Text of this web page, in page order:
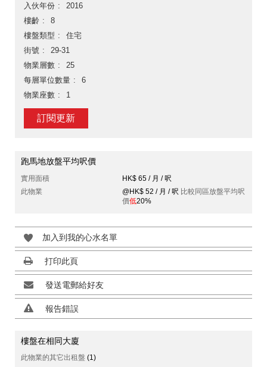
入伙年份
2016
樓齡
8
樓盤類型
住宅
街號
29-31
物業層數
25
每層單位數量
6
物業座數
1
訂閱更新
跑馬地放盤平均呎價
實用面積
HK$ 65 / 月 / 呎
此物業
@HK$ 52 / 月 / 呎 比較同區放盤平均呎
價低20%
加入到我的心水名單
打印此頁
發送電郵給好友
報告錯誤
樓盤在相同大廈
此物業的其它出租盤 (1)